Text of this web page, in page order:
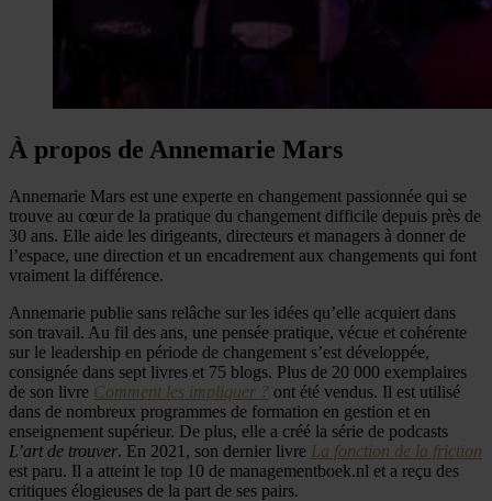
À propos de Annemarie Mars
Annemarie Mars est une experte en changement passionnée qui se
trouve au cœur de la pratique du changement difficile depuis près de
30 ans. Elle aide les dirigeants, directeurs et managers à donner de
l’espace, une direction et un encadrement aux changements qui font
vraiment la différence.
Annemarie publie sans relâche sur les idées qu’elle acquiert dans
son travail. Au fil des ans, une pensée pratique, vécue et cohérente
sur le leadership en période de changement s’est développée,
consignée dans sept livres et 75 blogs. Plus de 20 000 exemplaires
de son livre Comment les impliquer ? ont été vendus. Il est utilisé
dans de nombreux programmes de formation en gestion et en
enseignement supérieur. De plus, elle a créé la série de podcasts
L’art de trouver. En 2021, son dernier livre La fonction de la friction
est paru. Il a atteint le top 10 de managementboek.nl et a reçu des
critiques élogieuses de la part de ses pairs.